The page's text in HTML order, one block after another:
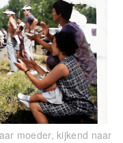
moeder, kijkend naar